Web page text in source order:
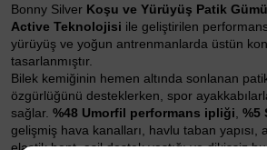
Bonny Silver Koşu ve Yürüyüş Patik
Active Teknolojisi ile geliştirilen performans
yürüyüş ve yoğun antrenmanlarda üstün
tasarlanmıştır.
Bilek kemiğinin hemen altında sonlanan
özgürlüğünü desteklerken, spor
sağlar. %48 Umorfil performans ipliği %5
gelişmiş hava kanalları, havlu taban yapısı,